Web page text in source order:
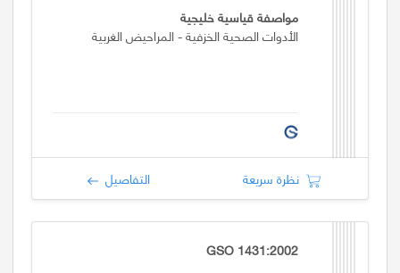
مواصفة قياسية خليجية
الأدوات الصحية الخزفية - المراحيض الغربية
نظرة سريعة التفاصيل
GSO 1431:2002